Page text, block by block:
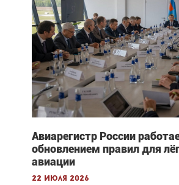
Авиарегистр России
обновлением правил для
авиации
22 июля 2026